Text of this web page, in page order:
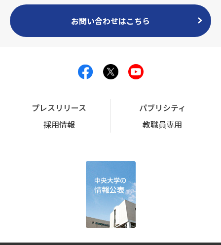
お問い合わせはこちら
プレスリリース
パブリシティ
採用情報
教職員専用